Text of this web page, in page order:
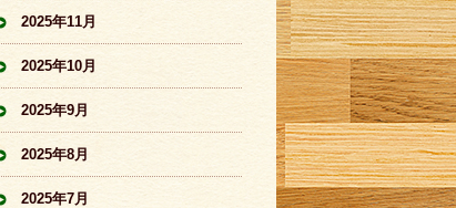
2025年11月
2025年10月
2025年9月
2025年8月
2025年7月